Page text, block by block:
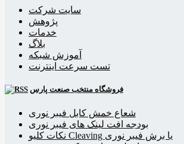
سایت شرکت
پژوهش
خدمات
بلاگ
آموزش شبکه
تست سرعت اینترنت
فروشگاه منتخب صنعت پارس
شعاع خمش کابل فیبر نوری
بودجه افت لینک های فیبر نوری
نکات کلیو Cleaving یا برش فیبر نوری